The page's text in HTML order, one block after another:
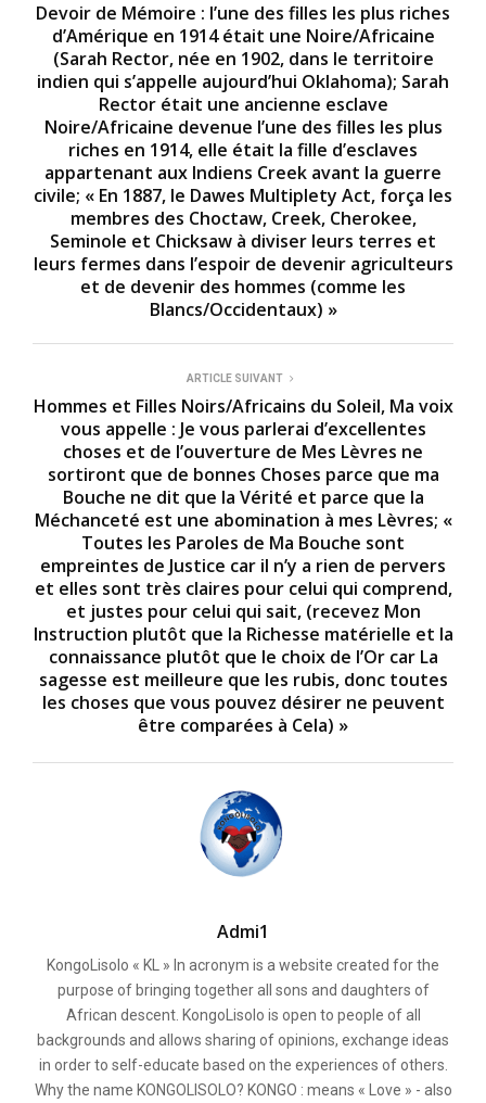
Devoir de Mémoire : l’une des filles les plus riches
d’Amérique en 1914 était une Noire/Africaine
(Sarah Rector, née en 1902, dans le territoire
indien qui s’appelle aujourd’hui Oklahoma); Sarah
Rector était une ancienne esclave
Noire/Africaine devenue l’une des filles les plus
riches en 1914, elle était la fille d’esclaves
appartenant aux Indiens Creek avant la guerre
civile; « En 1887, le Dawes Multiplety Act, força les
membres des Choctaw, Creek, Cherokee,
Seminole et Chicksaw à diviser leurs terres et
leurs fermes dans l’espoir de devenir agriculteurs
et de devenir des hommes (comme les
Blancs/Occidentaux) »
ARTICLE SUIVANT
Hommes et Filles Noirs/Africains du Soleil, Ma voix
vous appelle : Je vous parlerai d’excellentes
choses et de l’ouverture de Mes Lèvres ne
sortiront que de bonnes Choses parce que ma
Bouche ne dit que la Vérité et parce que la
Méchanceté est une abomination à mes Lèvres; «
Toutes les Paroles de Ma Bouche sont
empreintes de Justice car il n’y a rien de pervers
et elles sont très claires pour celui qui comprend,
et justes pour celui qui sait, (recevez Mon
Instruction plutôt que la Richesse matérielle et la
connaissance plutôt que le choix de l’Or car La
sagesse est meilleure que les rubis, donc toutes
les choses que vous pouvez désirer ne peuvent
être comparées à Cela) »
Admi1
KongoLisolo « KL » In acronym is a website created for the
purpose of bringing together all sons and daughters of
African descent. KongoLisolo is open to people of all
backgrounds and allows sharing of opinions, exchange ideas
in order to self-educate based on the experiences of others.
Why the name KONGOLISOLO? KONGO : means « Love » - also